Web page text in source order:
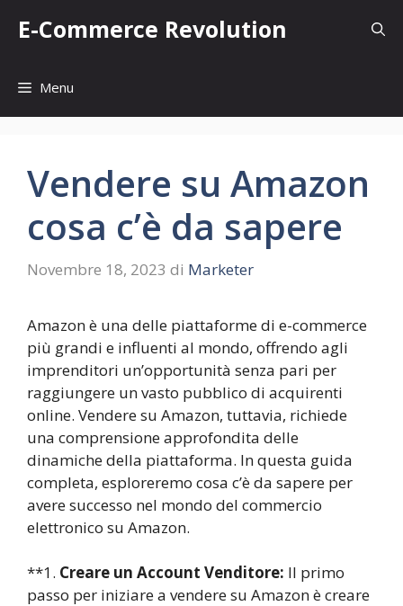
E-Commerce Revolution
Menu
Vendere su Amazon
cosa c’è da sapere
Novembre 18, 2023 di Marketer
Amazon è una delle piattaforme di e-commerce
più grandi e influenti al mondo, offrendo agli
imprenditori un’opportunità senza pari per
raggiungere un vasto pubblico di acquirenti
online. Vendere su Amazon, tuttavia, richiede
una comprensione approfondita delle
dinamiche della piattaforma. In questa guida
completa, esploreremo cosa c’è da sapere per
avere successo nel mondo del commercio
elettronico su Amazon.
**1. Creare un Account Venditore: Il primo
passo per iniziare a vendere su Amazon è creare